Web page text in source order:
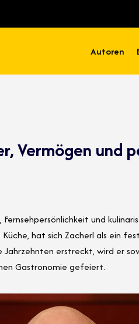
Autoren
Vermögen und
und
hat sich Zacherl als ein
erstreckt, wird er
Gastronomie gefeiert.